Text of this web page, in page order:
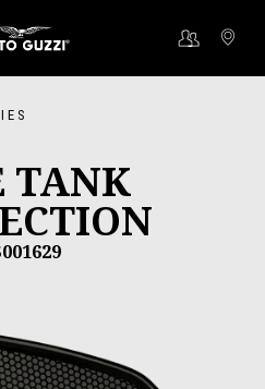
Ga naar de hoofdcontent
TANK